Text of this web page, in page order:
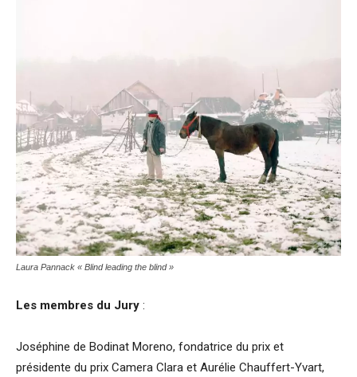
Laura Pannack « Blind leading the blind »
Les membres du Jury :
Joséphine de Bodinat Moreno, fondatrice du prix et
présidente du prix Camera Clara et Aurélie Chauffert-Yvart,